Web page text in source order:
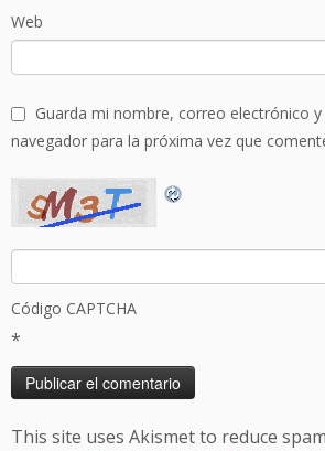
Web
Guarda mi nombre, correo electrónico
navegador para la próxima vez que
Código CAPTCHA
*
This site uses Akismet to reduce